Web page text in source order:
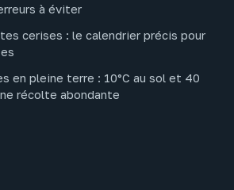
à éviter
cerises : le calendrier précis pour
en pleine terre : 10°C au sol et 40
récolte abondante